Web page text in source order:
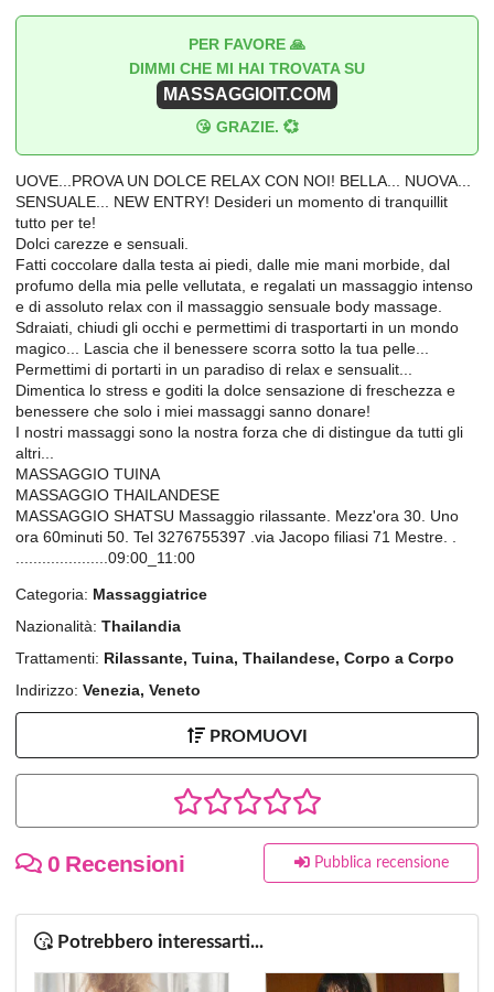
PER FAVORE 🙏
DIMMI CHE MI HAI TROVATA SU
MASSAGGIOIT.COM
😘 GRAZIE. 💞
UOVE...PROVA UN DOLCE RELAX CON NOI! BELLA... NUOVA...
SENSUALE... NEW ENTRY! Desideri un momento di tranquillit
tutto per te!
Dolci carezze e sensuali.
Fatti coccolare dalla testa ai piedi, dalle mie mani morbide, dal
profumo della mia pelle vellutata, e regalati un massaggio intenso
e di assoluto relax con il massaggio sensuale body massage.
Sdraiati, chiudi gli occhi e permettimi di trasportarti in un mondo
magico... Lascia che il benessere scorra sotto la tua pelle...
Permettimi di portarti in un paradiso di relax e sensualit...
Dimentica lo stress e goditi la dolce sensazione di freschezza e
benessere che solo i miei massaggi sanno donare!
I nostri massaggi sono la nostra forza che di distingue da tutti gli
altri...
MASSAGGIO TUINA
MASSAGGIO THAILANDESE
MASSAGGIO SHATSU Massaggio rilassante. Mezz'ora 30. Uno
ora 60minuti 50. Tel 3276755397 .via Jacopo filiasi 71 Mestre. .
.....................09:00_11:00
Categoria: Massaggiatrice
Nazionalità: Thailandia
Trattamenti: Rilassante, Tuina, Thailandese, Corpo a Corpo
Indirizzo: Venezia, Veneto
PROMUOVI
0 Recensioni Pubblica recensione
Potrebbero interessarti...